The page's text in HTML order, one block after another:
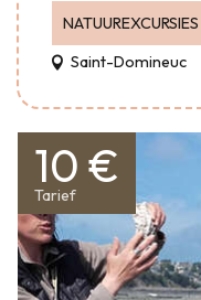
NATUUREXCURSIES
Saint-Domineuc
10 €
Tarief